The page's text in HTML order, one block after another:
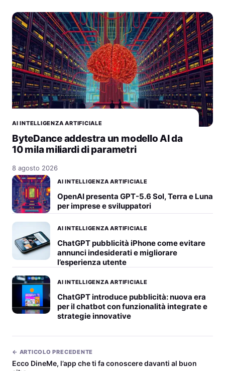
AI INTELLIGENZA ARTIFICIALE
ByteDance addestra un modello AI da
10 mila miliardi di parametri
8 agosto 2026
AI INTELLIGENZA ARTIFICIALE
OpenAI presenta GPT-5.6 Sol, Terra e Luna
per imprese e sviluppatori
AI INTELLIGENZA ARTIFICIALE
ChatGPT pubblicità iPhone come evitare
annunci indesiderati e migliorare
l’esperienza utente
AI INTELLIGENZA ARTIFICIALE
ChatGPT introduce pubblicità: nuova era
per il chatbot con funzionalità integrate e
strategie innovative
← ARTICOLO PRECEDENTE
Ecco DineMe, l’app che ti fa conoscere davanti al buon